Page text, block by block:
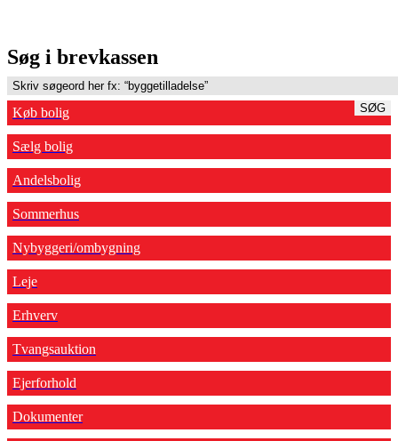
Søg i brevkassen
SØG
Køb bolig
Sælg bolig
Andelsbolig
Sommerhus
Nybyggeri/ombygning
Leje
Erhverv
Tvangsauktion
Ejerforhold
Dokumenter